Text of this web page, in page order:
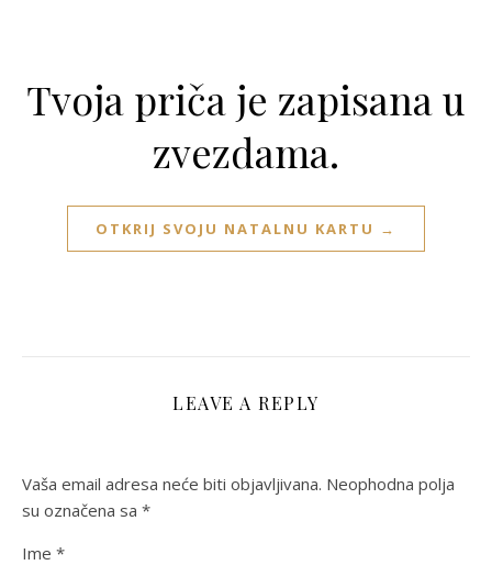
Tvoja priča je zapisana u
zvezdama.
OTKRIJ SVOJU NATALNU KARTU →
LEAVE A REPLY
Vaša email adresa neće biti objavljivana. Neophodna polja
su označena sa *
Ime *